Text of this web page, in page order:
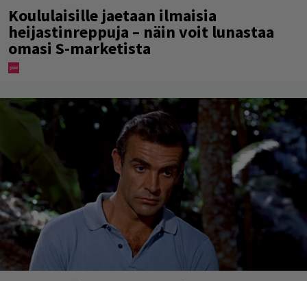
Koululaisille jaetaan ilmaisia
heijastinreppuja – näin voit lunastaa
omasi S-marketista